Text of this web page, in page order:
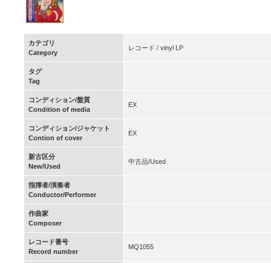
カテゴリ
Category
レコード / vinyl LP
タグ
Tag
コンディション/盤質
Condition of media
EX
コンディション/ジャケット
Contion of cover
EX
新古区分
New/Used
中古品/Used
指揮者/演奏者
Conductor/Performer
作曲家
Composer
レコード番号
Record number
MQ1055